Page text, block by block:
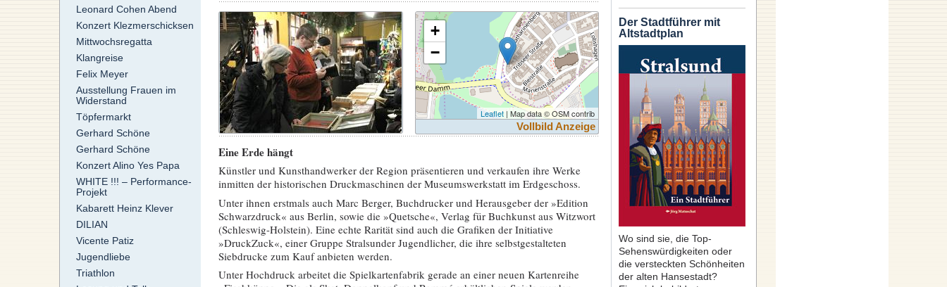
Leonard Cohen Abend
Konzert Klezmerschicksen
Mittwochsregatta
Klangreise
Felix Meyer
Ausstellung Frauen im
Widerstand
Töpfermarkt
Gerhard Schöne
Gerhard Schöne
Konzert Alino Yes Papa
WHITE !!! – Performance-
Projekt
Kabarett Heinz Klever
DILIAN
Vicente Patiz
Jugendliebe
Triathlon
Der Stadtführer mit
Altstadtplan
Wo sind sie, die Top-
Sehenswürdigkeiten oder
die versteckten Schönheiten
der alten Hansestadt?
+
−
Leaflet| Map data © OSM contrib
Vollbild Anzeige
Eine Erde hängt
Künstler und Kunsthandwerker der Region präsentieren und verkaufen ihre Werke
inmitten der historischen Druckmaschinen der Museumswerkstatt im Erdgeschoss.
Unter ihnen erstmals auch Marc Berger, Buchdrucker und Herausgeber der »Edition
Schwarzdruck« aus Berlin, sowie die »Quetsche«, Verlag für Buchkunst aus Witzwort
(Schleswig-Holstein). Eine echte Rarität sind auch die Grafiken der Initiative
»DruckZuck«, einer Gruppe Stralsunder Jugendlicher, die ihre selbstgestalteten
Siebdrucke zum Kauf anbieten werden.
Unter Hochdruck arbeitet die Spielkartenfabrik gerade an einer neuen Kartenreihe